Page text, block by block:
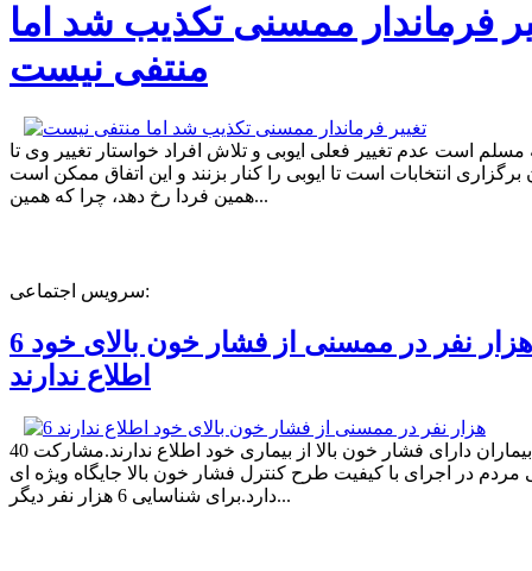
فرماندار ممسنی تکذیب شد اما
منتفی نیست
مسلم است عدم تغییر فعلی ایوبی و تلاش افراد خواستار تغییر وی تا
برگزاری انتخابات است تا ایوبی را کنار بزنند و این اتفاق ممکن است
همین فردا رخ دهد، چرا که همین...
سرویس اجتماعی:
6 هزار نفر در ممسنی از فشار خون بالای خود
اطلاع ندارند
40 درصد بیماران دارای فشار خون بالا از بیماری خود اطلاع ندارند.مشارکت
در اجرای با کیفیت طرح کنترل فشار خون بالا جایگاه ویژه ای
دارد.برای شناسایی 6 هزار نفر دیگر...